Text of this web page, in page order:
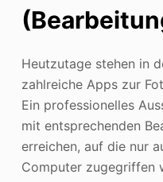
Heutzutage stehen in
zahlreiche Apps zur
Ein professionelles
mit entsprechenden
erreichen, auf die nur
Computer zugegriffen